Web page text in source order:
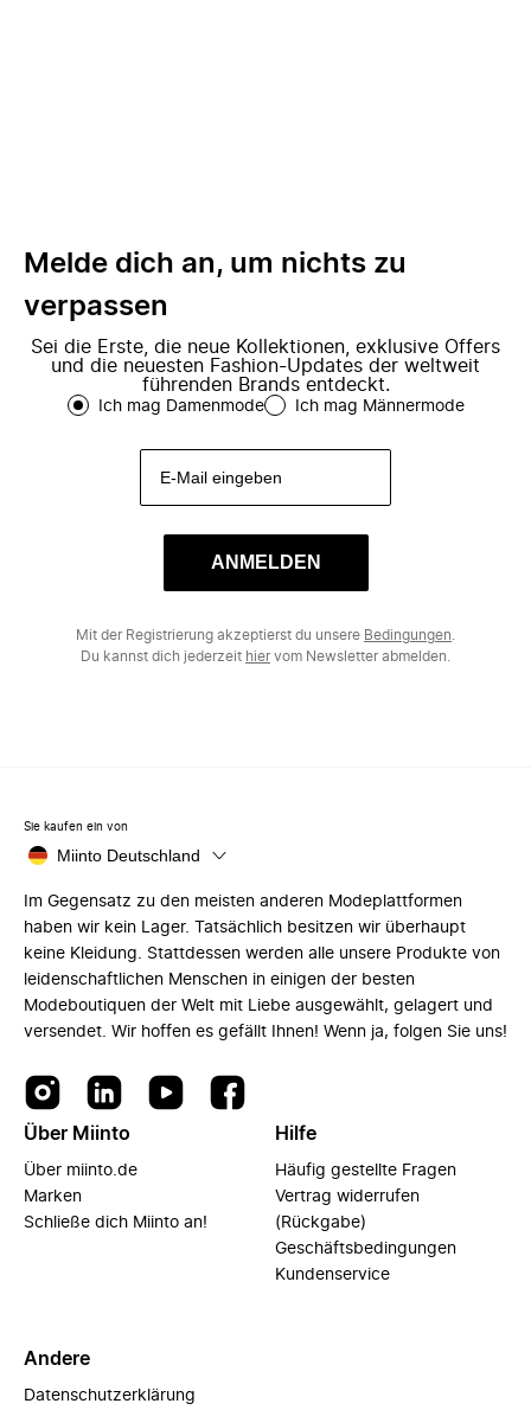
Melde dich an, um nichts zu
verpassen
Sei die Erste, die neue Kollektionen, exklusive Offers
und die neuesten Fashion-Updates der weltweit
führenden Brands entdeckt.
Ich mag Damenmode Ich mag Männermode
ANMELDEN
Mit der Registrierung akzeptierst du unsere Bedingungen
Du kannst dich jederzeit hiervom Newsletter abmelden.
Sie kaufen ein von
Miinto Deutschland
Im Gegensatz zu den meisten anderen Modeplattformen
haben wir kein Lager. Tatsächlich besitzen wir überhaupt
keine Kleidung. Stattdessen werden alle unsere Produkte von
leidenschaftlichen Menschen in einigen der besten
Modeboutiquen der Welt mit Liebe ausgewählt, gelagert und
versendet. Wir hoffen es gefällt Ihnen! Wenn ja, folgen Sie uns!
Über Miinto
Über miinto.de
Marken
Schließe dich Miinto an!
Hilfe
Häufig gestellte Fragen
Vertrag widerrufen
(Rückgabe)
Geschäftsbedingungen
Kundenservice
Andere
Datenschutzerklärung